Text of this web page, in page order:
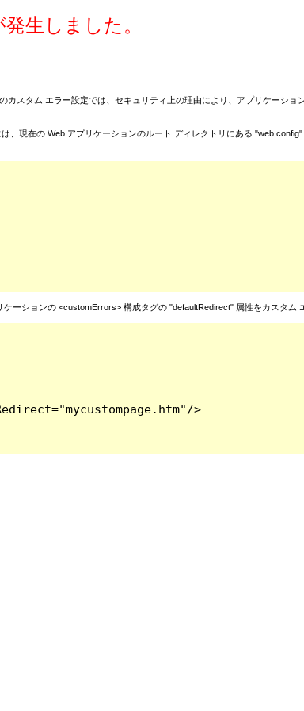
生しました。
スタム エラー設定では、セキュリティ上の理由により、アプリケーシ
現在の Web アプリケーションのルート ディレクトリにある
ションの <customErrors> 構成タグの "defaultRedirect" 属性をカスタム
>